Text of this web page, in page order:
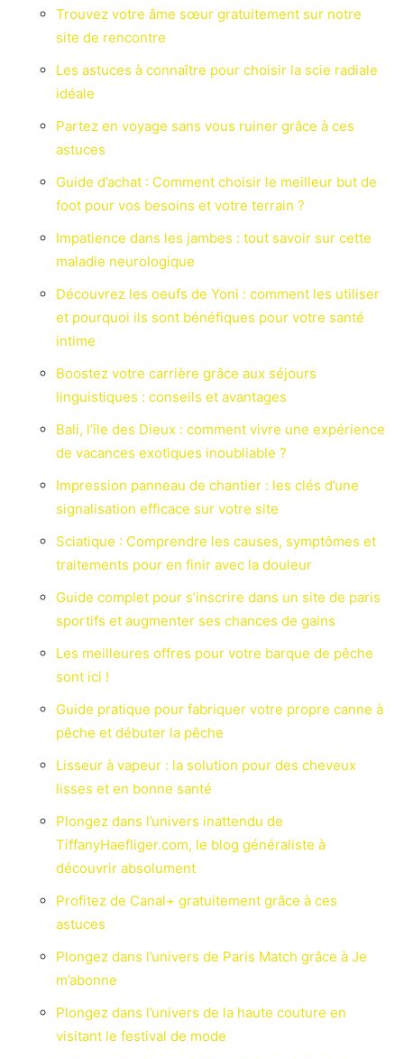
Trouvez votre âme sœur gratuitement sur notre
site de rencontre
Les astuces à connaître pour choisir la scie radiale
idéale
Partez en voyage sans vous ruiner grâce à ces
astuces
Guide d’achat : Comment choisir le meilleur but de
foot pour vos besoins et votre terrain ?
Impatience dans les jambes : tout savoir sur cette
maladie neurologique
Découvrez les oeufs de Yoni : comment les utiliser
et pourquoi ils sont bénéfiques pour votre santé
intime
Boostez votre carrière grâce aux séjours
linguistiques : conseils et avantages
Bali, l’île des Dieux : comment vivre une expérience
de vacances exotiques inoubliable ?
Impression panneau de chantier : les clés d’une
signalisation efficace sur votre site
Sciatique : Comprendre les causes, symptômes et
traitements pour en finir avec la douleur
Guide complet pour s’inscrire dans un site de paris
sportifs et augmenter ses chances de gains
Les meilleures offres pour votre barque de pêche
sont ici !
Guide pratique pour fabriquer votre propre canne à
pêche et débuter la pêche
Lisseur à vapeur : la solution pour des cheveux
lisses et en bonne santé
Plongez dans l’univers inattendu de
TiffanyHaefliger.com, le blog généraliste à
découvrir absolument
Profitez de Canal+ gratuitement grâce à ces
astuces
Plongez dans l’univers de Paris Match grâce à Je
m’abonne
Plongez dans l’univers de la haute couture en
visitant le festival de mode